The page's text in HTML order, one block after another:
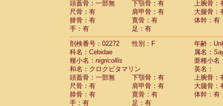
Cebidae Saguinus oedipus
Cebidae Saguinus weddelli
Cebidae Saguinusspp.
Cebidae Aotus trivirgatus
Cebidae Cebus albifrons
Cebidae
CebidaeCebus capucinus
CebidaeCebus nigrivittatus
Cebidae Cebusspp.(0)
Cebidae Saimiri boliviensis
Cebidae Saimiri sciureus
Atelidae Alouatta caraya
頭蓋骨：一部無
下顎骨：有
上腕骨：
尺骨：有
肩甲骨：有
大腿骨：
腓骨：有
寛骨：有
体幹：有
手：有
足：有
剖検番号：02272
性別：F
年齢：
科名：Cebidae
属名：
種小名： nigricollis
亜種小名
和名：クロクビタマリン
英名：
頭蓋骨：一部無
下顎骨：有
上腕骨：
尺骨：有
肩甲骨：有
大腿骨：
腓骨：有
寛骨：有
体幹：有
手：有
足：有